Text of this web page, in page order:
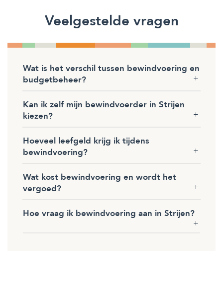
Veelgestelde vragen
Wat is het verschil tussen bewindvoering en
budgetbeheer?
Kan ik zelf mijn bewindvoerder in Strijen
kiezen?
Hoeveel leefgeld krijg ik tijdens
bewindvoering?
Wat kost bewindvoering en wordt het
vergoed?
Hoe vraag ik bewindvoering aan in Strijen?